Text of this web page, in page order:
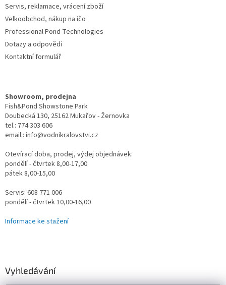
Servis, reklamace, vrácení zboží
Velkoobchod, nákup na ičo
Professional Pond Technologies
Dotazy a odpovědi
Kontaktní formulář
Showroom, prodejna
Fish&Pond Showstone Park
Doubecká 130, 25162 Mukařov - Žernovka
tel.: 774 303 606
email.: info@vodnikralovstvi.cz
Otevírací doba, prodej, výdej objednávek:
pondělí - čtvrtek 8,00-17,00
pátek 8,00-15,00
Servis: 608 771 006
pondělí - čtvrtek 10,00-16,00
Informace ke stažení
Vyhledávání